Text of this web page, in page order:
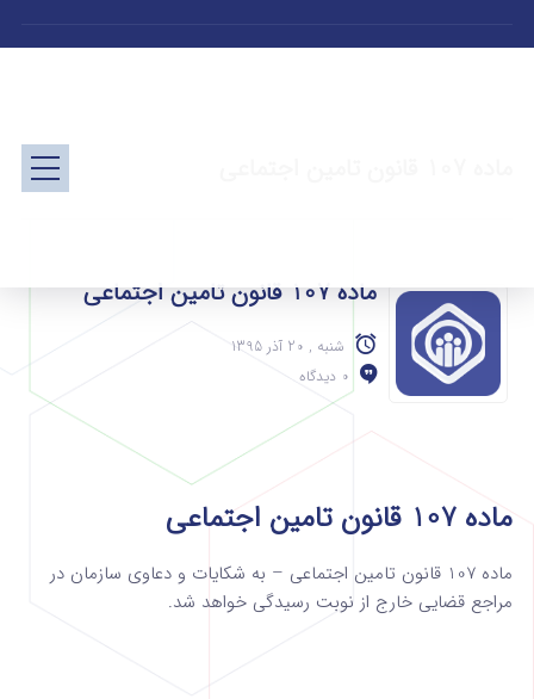
ماده 107 قانون تامین اجتماعی
شنبه , 20 آذر 1395
0 دیدگاه
ماده 107 قانون تامین اجتماعی
ماده 107 قانون تامین اجتماعی – به شکایات و دعاوی سازمان در
مراجع قضایی خارج از نوبت رسیدگی خواهد شد.